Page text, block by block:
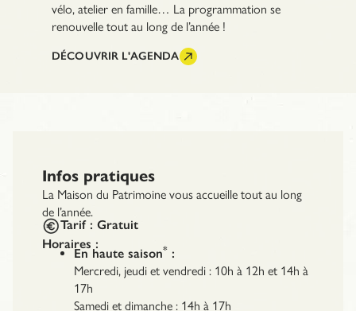
vélo, atelier en famille… La programmation se
renouvelle tout au long de l’année !
DÉCOUVRIR L'AGENDA
Infos pratiques
La Maison du Patrimoine vous accueille tout au long
de l’année.
Tarif : Gratuit
Horaires :
En haute saison* :
Mercredi, jeudi et vendredi : 10h à 12h et 14h à
17h
Samedi et dimanche : 14h à 17h